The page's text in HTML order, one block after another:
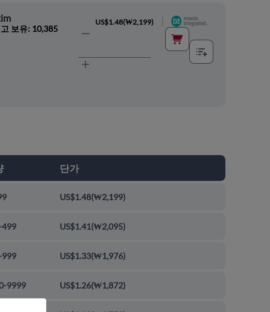
보유: 10,385
US$1.48(₩2,199)
단가
US$1.48(₩2,199)
US$1.41(₩2,095)
US$1.33(₩1,976)
9999 US$1.26(₩1,872)